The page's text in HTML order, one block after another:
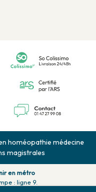
homéopathie médecine
magistrales
en métro
: ligne 9.